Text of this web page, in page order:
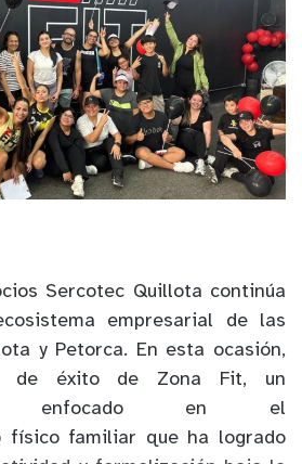
Sercotec Quillota continúa
empresarial de las
y Petorca. En esta ocasión,
de éxito de Zona Fit, un
enfocado en el
físico familiar que ha logrado